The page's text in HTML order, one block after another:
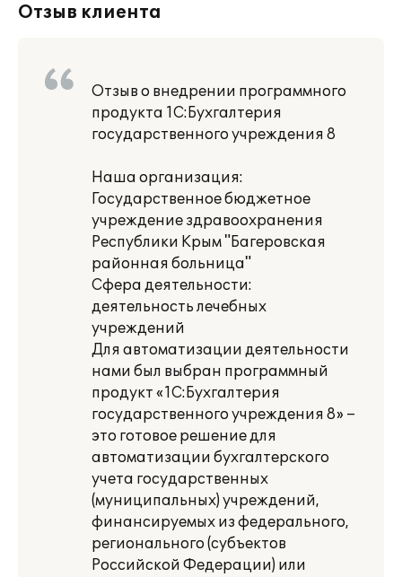
Отзыв клиента
Отзыв о внедрении программного
продукта 1С:Бухгалтерия
государственного учреждения 8
Наша организация:
Государственное бюджетное
учреждение здравоохранения
Республики Крым "Багеровская
районная больница"
Сфера деятельности:
деятельность лечебных
учреждений
Для автоматизации деятельности
нами был выбран программный
продукт «1С:Бухгалтерия
государственного учреждения 8» –
это готовое решение для
автоматизации бухгалтерского
учета государственных
(муниципальных) учреждений,
финансируемых из федерального,
регионального (субъектов
Российской Федерации) или